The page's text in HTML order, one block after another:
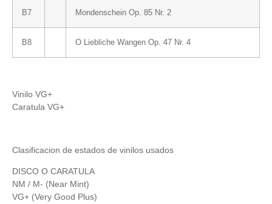
B7 Mondenschein Op. 85 Nr. 2
B8 O Liebliche Wangen Op. 47 Nr. 4
Vinilo VG+
Caratula VG+
Clasificacion de estados de vinilos usados
DISCO O CARATULA
NM / M- (Near Mint)
VG+ (Very Good Plus)